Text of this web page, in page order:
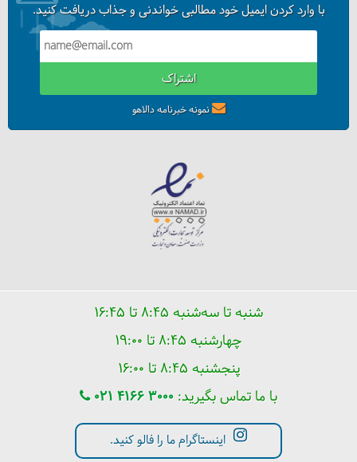
همه چیز درباره لباس محلی گرجی‌ها
با وارد کردن ایمیل خود مطالبی خواندنی و جذاب دریافت کنید.
اشتراک
نمونه خبرنامه دالاهو
شنبه تا سه‌شنبه ۸:۴۵ تا ۱۶:۴۵
چهارشنبه ۸:۴۵ تا ۱۹:۰۰
پنجشنبه ۸:۴۵ تا ۱۶:۰۰
با ما تماس بگیرید: 021 4166 3000
اینستاگرام ما را فالو کنید.